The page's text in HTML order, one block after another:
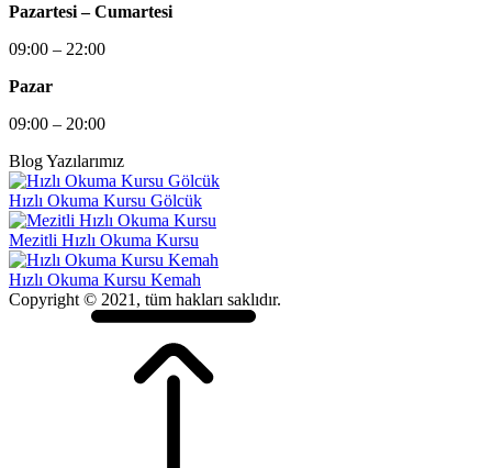
Pazartesi – Cumartesi
09:00 – 22:00
Pazar
09:00 – 20:00
Blog Yazılarımız
Hızlı Okuma Kursu Gölcük
Mezitli Hızlı Okuma Kursu
Hızlı Okuma Kursu Kemah
Copyright © 2021, tüm hakları saklıdır.